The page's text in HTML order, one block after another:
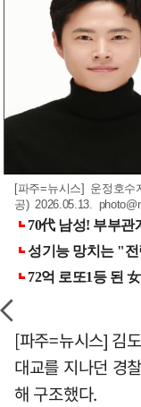
[파주=뉴시스] 운정호
공) 2026.05.13.
[파주=뉴시스] 김
대교를 지나던 경
해 구조했다.